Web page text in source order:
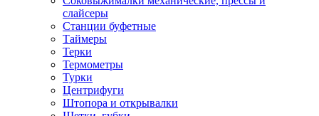
слайсеры
Станции буфетные
Таймеры
Терки
Термометры
Турки
Центрифуги
Штопора и открывалки